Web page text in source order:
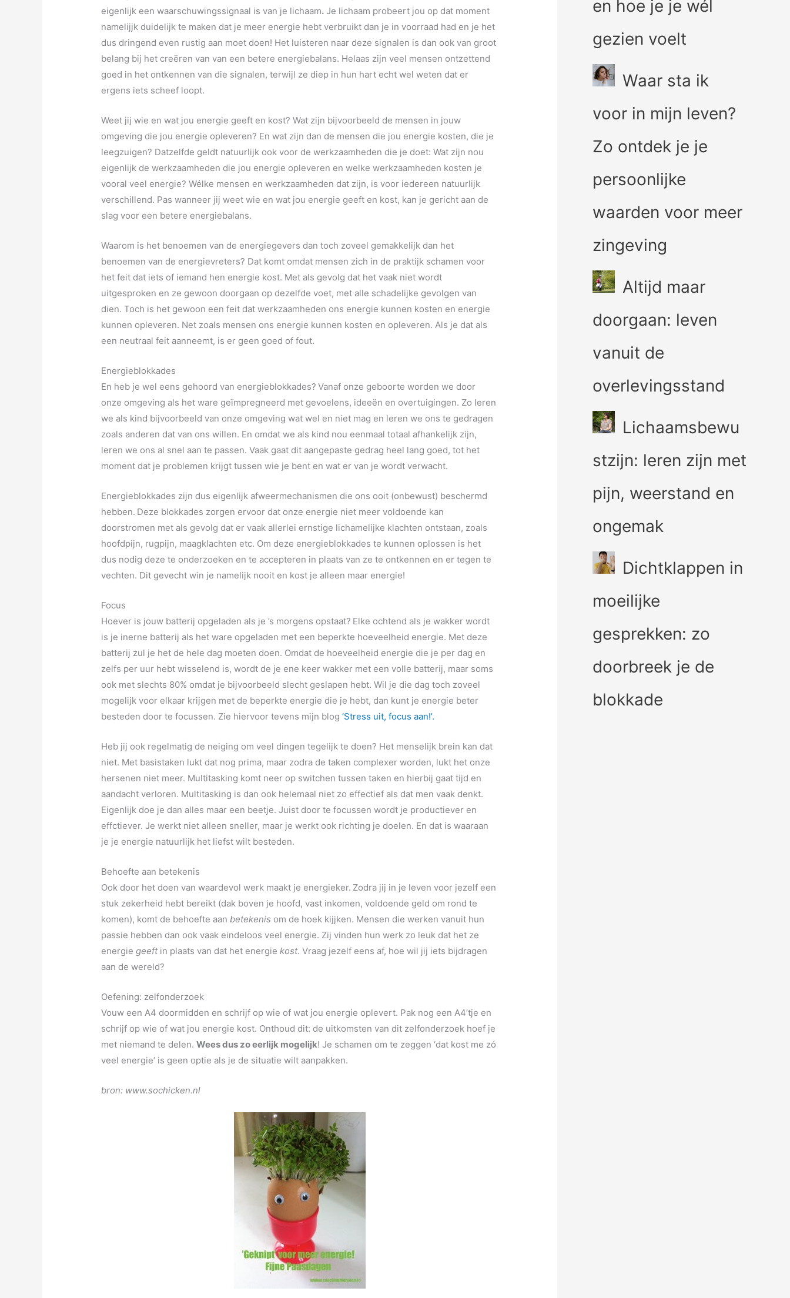
eigenlijk een waarschuwingssignaal is van je lichaam. Je lichaam probeert jou op dat moment
namelijjk duidelijk te maken dat je meer energie hebt verbruikt dan je in voorraad had en je het
dus dringend even rustig aan moet doen! Het luisteren naar deze signalen is dan ook van groot
belang bij het creëren van van een betere energiebalans. Helaas zijn veel mensen ontzettend
goed in het ontkennen van die signalen, terwijl ze diep in hun hart echt wel weten dat er
ergens iets scheef loopt.
Weet jij wie en wat jou energie geeft en kost? Wat zijn bijvoorbeeld de mensen in jouw
omgeving die jou energie opleveren? En wat zijn dan de mensen die jou energie kosten, die je
leegzuigen? Datzelfde geldt natuurlijk ook voor de werkzaamheden die je doet: Wat zijn nou
eigenlijk de werkzaamheden die jou energie opleveren en welke werkzaamheden kosten je
vooral veel energie? Wélke mensen en werkzaamheden dat zijn, is voor iedereen natuurlijk
verschillend. Pas wanneer jij weet wie en wat jou energie geeft en kost, kan je gericht aan de
slag voor een betere energiebalans.
Waarom is het benoemen van de energiegevers dan toch zoveel gemakkelijk dan het
benoemen van de energievreters? Dat komt omdat mensen zich in de praktijk schamen voor
het feit dat iets of iemand hen energie kost. Met als gevolg dat het vaak niet wordt
uitgesproken en ze gewoon doorgaan op dezelfde voet, met alle schadelijke gevolgen van
dien. Toch is het gewoon een feit dat werkzaamheden ons energie kunnen kosten en energie
kunnen opleveren. Net zoals mensen ons energie kunnen kosten en opleveren. Als je dat als
een neutraal feit aanneemt, is er geen goed of fout.
Energieblokkades
En heb je wel eens gehoord van energieblokkades? Vanaf onze geboorte worden we door
onze omgeving als het ware geïmpregneerd met gevoelens, ideeën en overtuigingen. Zo leren
we als kind bijvoorbeeld van onze omgeving wat wel en niet mag en leren we ons te gedragen
zoals anderen dat van ons willen. En omdat we als kind nou eenmaal totaal afhankelijk zijn,
leren we ons al snel aan te passen. Vaak gaat dit aangepaste gedrag heel lang goed, tot het
moment dat je problemen krijgt tussen wie je bent en wat er van je wordt verwacht.
Energieblokkades zijn dus eigenlijk afweermechanismen die ons ooit (onbewust) beschermd
hebben. Deze blokkades zorgen ervoor dat onze energie niet meer voldoende kan
doorstromen met als gevolg dat er vaak allerlei ernstige lichamelijke klachten ontstaan, zoals
hoofdpijn, rugpijn, maagklachten etc. Om deze energieblokkades te kunnen oplossen is het
dus nodig deze te onderzoeken en te accepteren in plaats van ze te ontkennen en er tegen te
vechten. Dit gevecht win je namelijk nooit en kost je alleen maar energie!
Focus
Hoever is jouw batterij opgeladen als je ’s morgens opstaat? Elke ochtend als je wakker wordt
is je inerne batterij als het ware opgeladen met een beperkte hoeveelheid energie. Met deze
batterij zul je het de hele dag moeten doen. Omdat de hoeveelheid energie die je per dag en
zelfs per uur hebt wisselend is, wordt de je ene keer wakker met een volle batterij, maar soms
ook met slechts 80% omdat je bijvoorbeeld slecht geslapen hebt. Wil je die dag toch zoveel
mogelijk voor elkaar krijgen met de beperkte energie die je hebt, dan kunt je energie beter
besteden door te focussen. Zie hiervoor tevens mijn blog‘Stress uit, focus aan!’.
Heb jij ook regelmatig de neiging om veel dingen tegelijk te doen? Het menselijk brein kan dat
niet. Met basistaken lukt dat nog prima, maar zodra de taken complexer worden, lukt het onze
hersenen niet meer. Multitasking komt neer op switchen tussen taken en hierbij gaat tijd en
aandacht verloren. Multitasking is dan ook helemaal niet zo effectief als dat men vaak denkt.
Eigenlijk doe je dan alles maar een beetje. Juist door te focussen wordt je productiever en
effctiever. Je werkt niet alleen sneller, maar je werkt ook richting je doelen. En dat is waaraan
je je energie natuurlijk het liefst wilt besteden.
Behoefte aan betekenis
Ook door het doen van waardevol werk maakt je energieker. Zodra jij in je leven voor jezelf een
stuk zekerheid hebt bereikt (dak boven je hoofd, vast inkomen, voldoende geld om rond te
komen), komt de behoefte aanbetekenis om de hoek kijjken. Mensen die werken vanuit hun
passie hebben dan ook vaak eindeloos veel energie. Zij vinden hun werk zo leuk dat het ze
energiegeeftin plaats van dat het energiekost. Vraag jezelf eens af, hoe wil jij iets bijdragen
aan de wereld?
Oefening: zelfonderzoek
Vouw een A4 doormidden en schrijf op wie of wat jou energie oplevert. Pak nog een A4’tje en
schrijf op wie of wat jou energie kost. Onthoud dit: de uitkomsten van dit zelfonderzoek hoef je
met niemand te delen.Wees dus zo eerlijk mogelijk! Je schamen om te zeggen ‘dat kost me zó
veel energie’ is geen optie als je de situatie wilt aanpakken.
bron: www.sochicken.nl
en hoe je je wél
gezien voelt
Waar sta ik
voor in mijn leven?
Zo ontdek je je
persoonlijke
waarden voor meer
zingeving
Altijd maar
doorgaan: leven
vanuit de
overlevingsstand
Lichaamsbewu
stzijn: leren zijn met
pijn, weerstand en
ongemak
Dichtklappen in
moeilijke
gesprekken: zo
doorbreek je de
blokkade